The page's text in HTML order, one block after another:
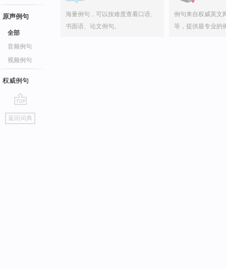
原声例句
全部
音频例句
视频例句
权威例句
go
top
返回词典
海量例句，可以按难度查看口语、
书面语、论文例句。
例句来自权威英文
等，提供最专业的